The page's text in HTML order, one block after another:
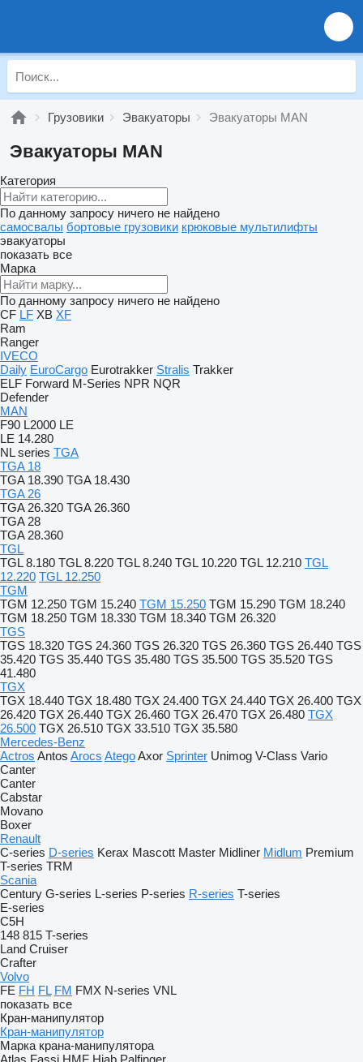
Грузовики Эвакуаторы Эвакуаторы MAN
Эвакуаторы MAN
Категория
По данному запросу ничего не найдено
самосвалы бортовые грузовики крюковые мультилифты
эвакуаторы
показать все
Марка
По данному запросу ничего не найдено
CF LF XB XF
Ram
Ranger
IVECO
Daily EuroCargo Eurotrakker Stralis Trakker
ELF Forward M-Series NPR NQR
Defender
MAN
F90 L2000 LE
LE 14.280
NL series TGA
TGA 18
TGA 18.390 TGA 18.430
TGA 26
TGA 26.320 TGA 26.360
TGA 28
TGA 28.360
TGL
TGL 8.180 TGL 8.220 TGL 8.240 TGL 10.220 TGL 12.210 TGL
12.220 TGL 12.250
TGM
TGM 12.250 TGM 15.240 TGM 15.250 TGM 15.290 TGM 18.240
TGM 18.250 TGM 18.330 TGM 18.340 TGM 26.320
TGS
TGS 18.320 TGS 24.360 TGS 26.320 TGS 26.360 TGS 26.440 TGS
35.420 TGS 35.440 TGS 35.480 TGS 35.500 TGS 35.520 TGS
41.480
TGX
TGX 18.440 TGX 18.480 TGX 24.400 TGX 24.440 TGX 26.400 TGX
26.420 TGX 26.440 TGX 26.460 TGX 26.470 TGX 26.480 TGX
26.500 TGX 26.510 TGX 33.510 TGX 35.580
Mercedes-Benz
Actros Antos Arocs AtegoAxor Sprinter Unimog V-Class Vario
Canter
Canter
Cabstar
Movano
Boxer
Renault
C-series D-series Kerax Mascott Master Midliner Midlum Premium
T-series TRM
Scania
Century G-series L-series P-series R-series T-series
E-series
C5H
148 815 T-series
Land Cruiser
Crafter
Volvo
FE FH FL FM FMX N-series VNL
показать все
Кран-манипулятор
Кран-манипулятор
Марка крана-манипулятора
Atlas Fassi HMF Hiab Palfinger